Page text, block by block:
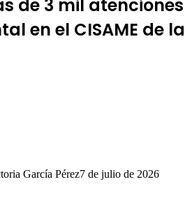
de 3 mil atenciones
en el CISAME de la
García Pérez7 de julio de 2026